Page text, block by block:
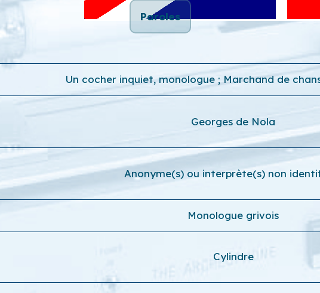
Paroles
Un cocher inquiet, monologue ; Marchand de
Georges de Nola
Anonyme(s) ou interprète(s) non
Monologue grivois
Cylindre